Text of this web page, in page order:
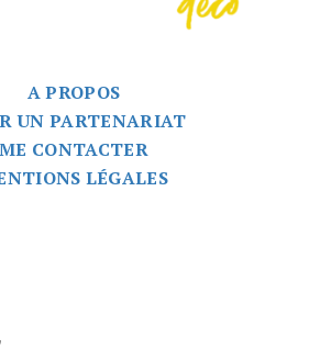
A PROPOS
UN PARTENARIAT
ME CONTACTER
LÉGALES